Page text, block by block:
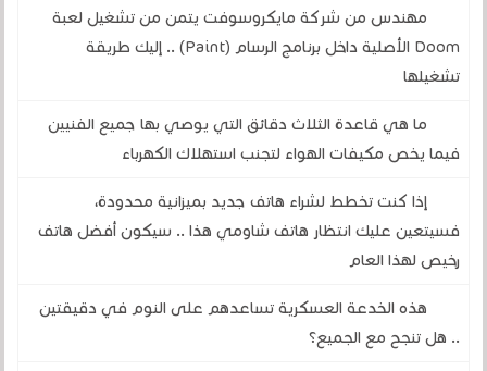
مهندس من شركة مايكروسوفت يتمن من تشغيل لعبة
Doom الأصلية داخل برنامج الرسام (Paint) .. إليك طريقة
تشغيلها
ما هي قاعدة الثلاث دقائق التي يوصي بها جميع الفنيين
فيما يخص مكيفات الهواء لتجنب استهلاك الكهرباء
إذا كنت تخطط لشراء هاتف جديد بميزانية محدودة،
فسيتعين عليك انتظار هاتف شاومي هذا .. سيكون أفضل هاتف
رخيص لهذا العام
هذه الخدعة العسكرية تساعدهم على النوم في دقيقتين
.. هل تنجح مع الجميع؟